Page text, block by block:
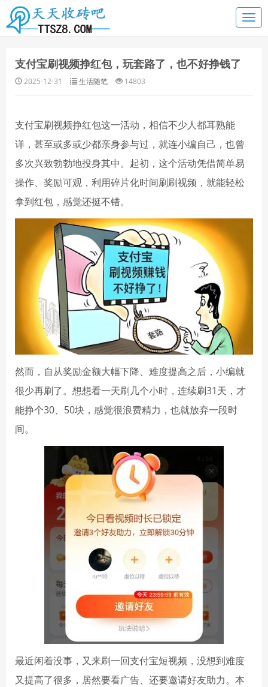
支付宝刷视频挣红包，玩套路了，也不好挣钱了
2025-12-31 生活随笔 14803
支付宝刷视频挣红包这一活动，相信不少人都耳熟能
详，甚至或多或少都亲身参与过，就连小编自己，也曾
多次兴致勃勃地投身其中。起初，这个活动凭借简单易
操作、奖励可观，利用碎片化时间刷刷视频，就能轻松
拿到红包，感觉还挺不错。
然而，自从奖励金额大幅下降、难度提高之后，小编就
很少再刷了。想想看一天刷几个小时，连续刷31天，才
能挣个30、50块，感觉很浪费精力，也就放弃一段时
间。
最近闲着没事，又来刷一回支付宝短视频，没想到难度
又提高了很多，居然要看广告、还要邀请好友助力。本